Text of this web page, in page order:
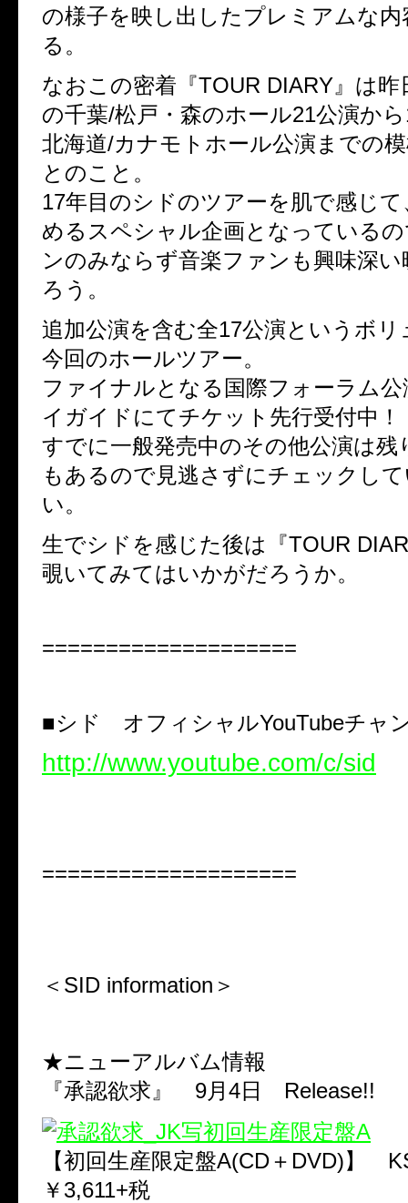
の様子を映し出したプレミアムな
る。
なおこの密着『TOUR DIARY』は昨
の千葉/松戸・森のホール21公演か
北海道/カナモトホール公演までの
とのこと。
17年目のシドのツアーを肌で感じ
めるスペシャル企画となっている
ンのみならず音楽ファンも興味深
ろう。
追加公演を含む全17公演というボリ
今回のホールツアー。
ファイナルとなる国際フォーラム
イガイドにてチケット先行受付中！
すでに一般発売中のその他公演は残
もあるので見逃さずにチェックし
い。
生でシドを感じた後は『TOUR
覗いてみてはいかがだろうか。
====================
■シド オフィシャルYouTubeチャ
http://www.youtube.com/c/sid
====================
＜SID information＞
★ニューアルバム情報
『承認欲求』 9月4日 Release!!
【初回生産限定盤A(CD＋DVD)】
￥3,611+税